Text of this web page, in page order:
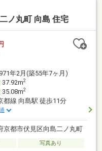
ノ丸町 向島 住宅
年2月(築55年7ヶ月)
37.92m2
35.08m2
都線 向島駅 徒歩11分
京都市伏見区向島二ノ丸町
写真あり